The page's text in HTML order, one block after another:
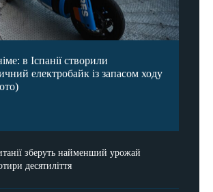
в Іспанії створили
електробайк із запасом ходу
зберуть найменший урожай
десятиліття